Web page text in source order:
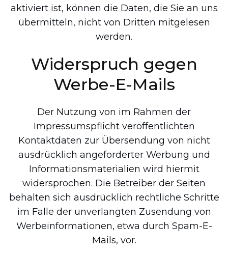
aktiviert ist, können die Daten, die Sie an uns
übermitteln, nicht von Dritten mitgelesen
werden.
Widerspruch gegen
Werbe-E-Mails
Der Nutzung von im Rahmen der
Impressumspflicht veröffentlichten
Kontaktdaten zur Übersendung von nicht
ausdrücklich angeforderter Werbung und
Informationsmaterialien wird hiermit
widersprochen. Die Betreiber der Seiten
behalten sich ausdrücklich rechtliche Schritte
im Falle der unverlangten Zusendung von
Werbeinformationen, etwa durch Spam-E-
Mails, vor.